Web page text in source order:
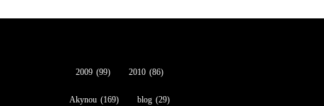
2009 (99) 2010 (86)
Akynou (169) blog (29)